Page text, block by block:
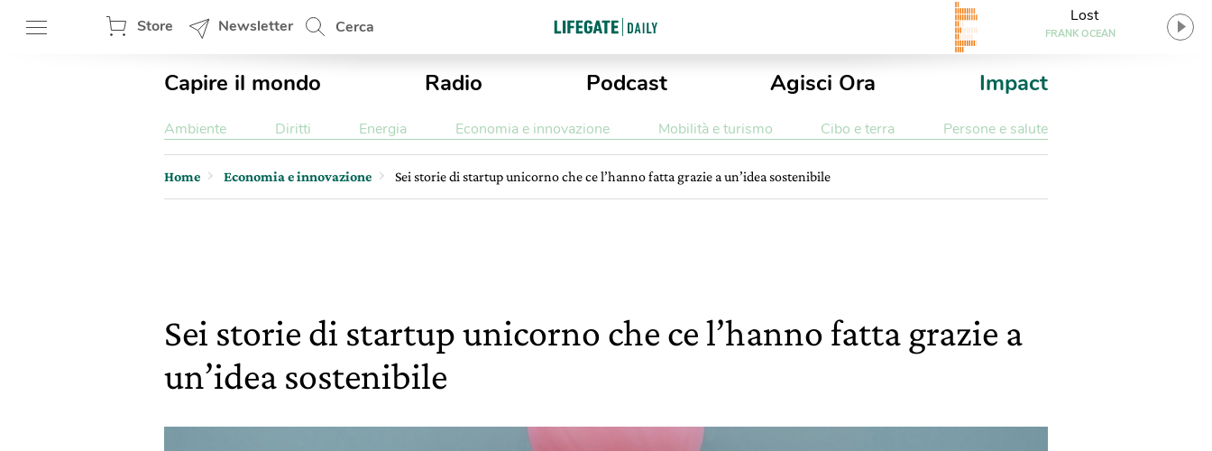
Store Newsletter Cerca
Lost
FRANK OCEAN
Capire il mondo Radio Podcast Agisci Ora Impact
Ambiente Diritti Energia Economia e innovazione Mobilità e turismo Cibo e terra Persone e salute
Home Economia e innovazione Sei storie di startup unicorno che ce l’hanno fatta grazie a un’idea sostenibile
Sei storie di startup unicorno che ce l’hanno fatta grazie a
un’idea sostenibile